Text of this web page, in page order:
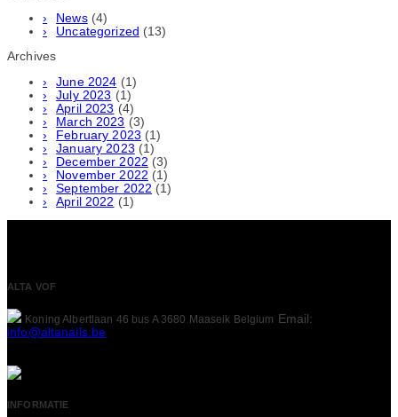
News(4)
Uncategorized (13)
Archives
June 2024 (1)
July 2023 (1)
April 2023 (4)
March 2023 (3)
February 2023 (1)
January 2023 (1)
December 2022 (3)
November 2022 (1)
September 2022 (1)
April 2022 (1)
ALTA VOF
Koning Albertlaan 46 bus A 3680 Maaseik Belgium Email:
info@altanails.be
INFORMATIE